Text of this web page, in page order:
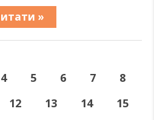
»
4 5 6 7
8
12 13 14
15